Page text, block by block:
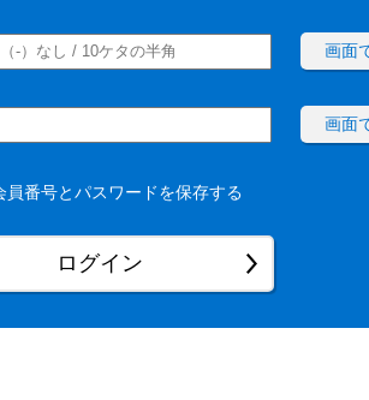
画面
画面
員番号とパスワードを保存する
ログイン